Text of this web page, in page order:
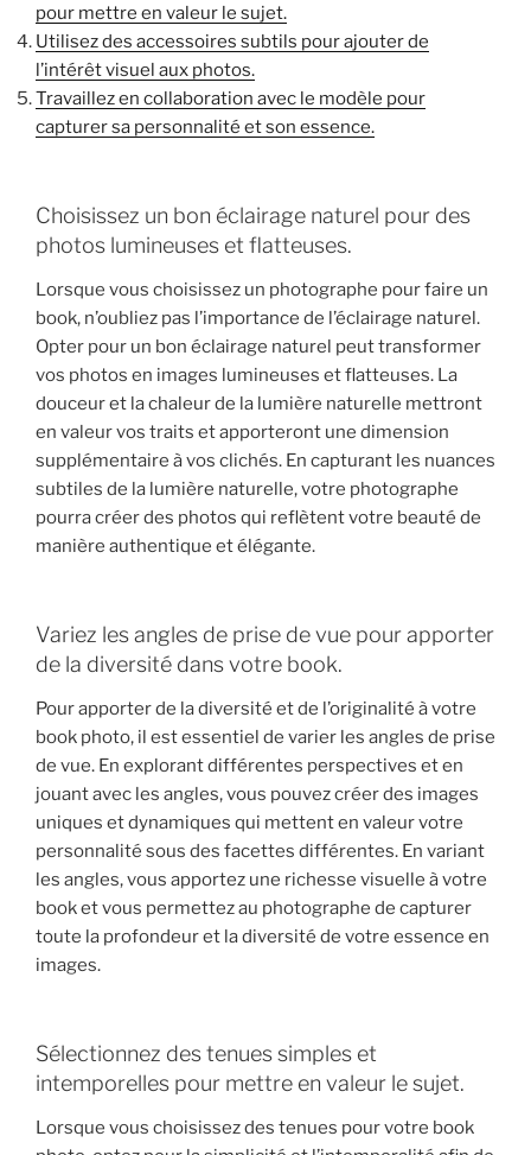
pour mettre en valeur le sujet.
Utilisez des accessoires subtils pour ajouter de
l’intérêt visuel aux photos.
Travaillez en collaboration avec le modèle pour
capturer sa personnalité et son essence.
Choisissez un bon éclairage naturel pour des
photos lumineuses et flatteuses.
Lorsque vous choisissez un photographe pour faire un
book, n’oubliez pas l’importance de l’éclairage naturel.
Opter pour un bon éclairage naturel peut transformer
vos photos en images lumineuses et flatteuses. La
douceur et la chaleur de la lumière naturelle mettront
en valeur vos traits et apporteront une dimension
supplémentaire à vos clichés. En capturant les nuances
subtiles de la lumière naturelle, votre photographe
pourra créer des photos qui reflètent votre beauté de
manière authentique et élégante.
Variez les angles de prise de vue pour apporter
de la diversité dans votre book.
Pour apporter de la diversité et de l’originalité à votre
book photo, il est essentiel de varier les angles de prise
de vue. En explorant différentes perspectives et en
jouant avec les angles, vous pouvez créer des images
uniques et dynamiques qui mettent en valeur votre
personnalité sous des facettes différentes. En variant
les angles, vous apportez une richesse visuelle à votre
book et vous permettez au photographe de capturer
toute la profondeur et la diversité de votre essence en
images.
Sélectionnez des tenues simples et
intemporelles pour mettre en valeur le sujet.
Lorsque vous choisissez des tenues pour votre book